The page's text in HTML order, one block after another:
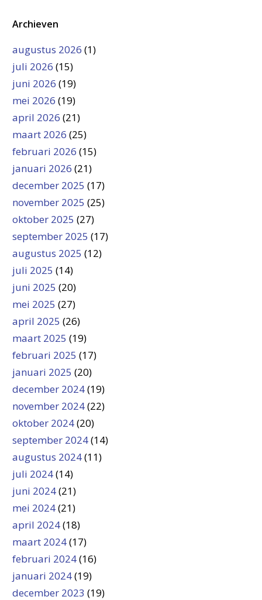
Archieven
augustus 2026 (1)
juli 2026 (15)
juni 2026 (19)
mei 2026 (19)
april 2026 (21)
maart 2026 (25)
februari 2026 (15)
januari 2026 (21)
december 2025 (17)
november 2025 (25)
oktober 2025 (27)
september 2025 (17)
augustus 2025 (12)
juli 2025 (14)
juni 2025 (20)
mei 2025 (27)
april 2025 (26)
maart 2025 (19)
februari 2025 (17)
januari 2025 (20)
december 2024(19)
november 2024(22)
oktober 2024(20)
september 2024(14)
augustus 2024(11)
juli 2024(14)
juni 2024(21)
mei 2024(21)
april 2024(18)
maart 2024(17)
februari 2024(16)
januari 2024(19)
december 2023 (19)